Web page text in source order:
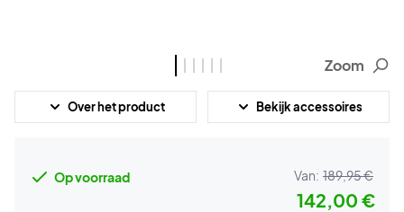
Zoom
Over het product Bekijk accessoires
Op voorraad Van: 189,95 €
142,00 €